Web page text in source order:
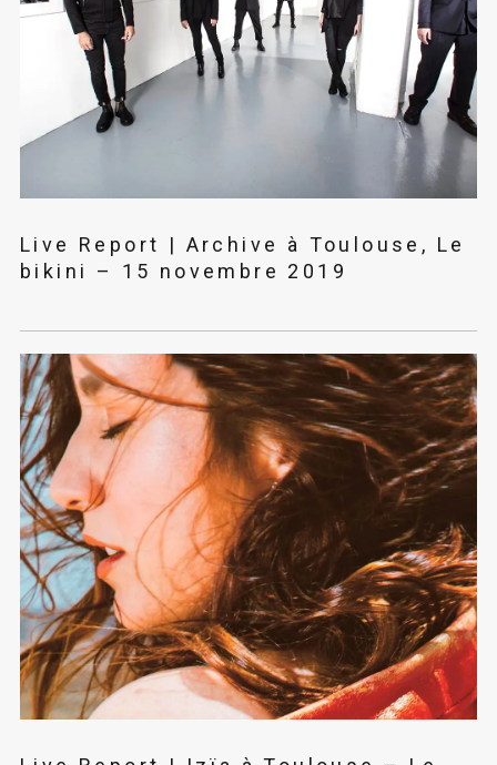
Live Report | Archive à Toulouse, Le
bikini – 15 novembre 2019